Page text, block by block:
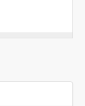
och ungdom